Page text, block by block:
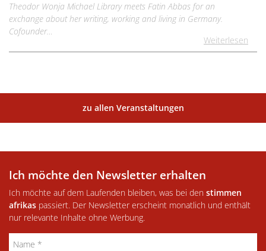
Theodor Wonja Michael Library meets Fatin Abbas for an
exchange about her writing, working and living in Germany.
Cofounder…
Weiterlesen
zu allen Veranstaltungen
Ich möchte den Newsletter erhalten
Ich möchte auf dem Laufenden bleiben, was bei den stimmen
afrikas passiert. Der Newsletter erscheint monatlich und enthält
nur relevante Inhalte ohne Werbung.